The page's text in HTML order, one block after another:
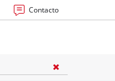
Contacto